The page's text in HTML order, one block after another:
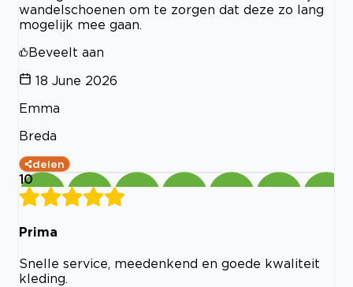
wandelschoenen om te zorgen dat deze zo lang
mogelijk mee gaan.
Beveelt aan
18 June 2026
Emma
Breda
delen
10
Prima
Snelle service, meedenkend en goede kwaliteit
kleding.